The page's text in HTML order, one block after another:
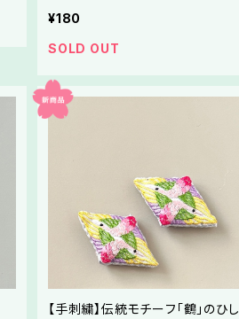
地） （全9色）／メドゥプ・ハンドメ
¥180
SOLD OUT
【手刺繍】伝統モチーフ「鶴」のひし